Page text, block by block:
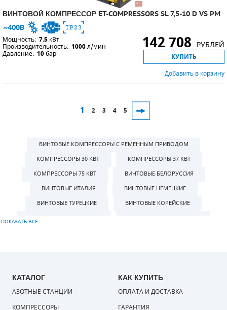
ВИНТОВОЙ КОМПРЕССОР ET-COMPRESSORS SL 7,5-10 D VS PM
Мощность: 7.5 кВт
Производительность: 1000л/мин
Давление: 10бар
142 708 РУБЛЕЙ
КУПИТЬ
Добавить в корзину
1 2 3 4 5
ВИНТОВЫЕ КОМПРЕССОРЫ С РЕМЕННЫМ ПРИВОДОМ
КОМПРЕССОРЫ 30 КВТ
КОМПРЕССОРЫ 37 КВТ
КОМПРЕССОРЫ 75 КВТ
ВИНТОВЫЕ БЕЛОРУССИЯ
ВИНТОВЫЕ ИТАЛИЯ
ВИНТОВЫЕ НЕМЕЦКИЕ
ВИНТОВЫЕ ТУРЕЦКИЕ
ВИНТОВЫЕ КОРЕЙСКИЕ
ВИНТОВЫЕ С РЕСИВЕРОМ
ВИНТОВЫЕ КОМПРЕССОРЫ 15-22 КВТ
ВИНТОВЫЕ КОМПРЕССОРЫ 30-37 КВТ
ВИНТОВЫЕ КОМПРЕССОРЫ 45-515 КВТ
КАТАЛОГ
АЗОТНЫЕ СТАНЦИИ
КОМПРЕССОРЫ
КАК КУПИТЬ
ОПЛАТА И ДОСТАВКА
ГАРАНТИЯ